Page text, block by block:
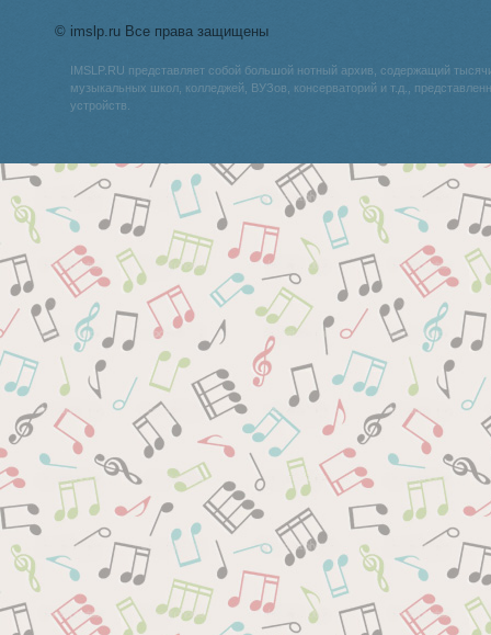
© imslp.ru Все права защищены
IMSLP.RU представляет собой большой нотный архив, содержащий
музыкальных школ, колледжей, ВУЗов, консерваторий и т.д.,
устройств.